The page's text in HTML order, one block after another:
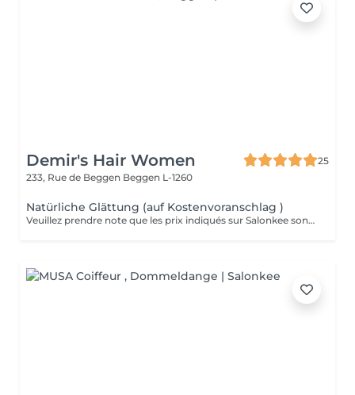
Demir's Hair Women
25
233, Rue de Beggen Beggen L-1260
Natürliche Glättung (auf Kostenvoranschlag )
Veuillez prendre note que les prix indiqués sur Salonkee sont communiqués à titre informatif et s'entendent de base. Ces derniers sont susceptibles de varier selon le diagnostic réalisé à votre arrivée au salon et l'expertise du professionnel à qui vous confiez votre beauté. Dans tous les cas, un devis précis vous sera proposé et toutes réalisations de prestations seront effectuées avec votre accord. Un grand merci d'avance pour votre compréhension. Au plaisir de vous recevoir très vite.